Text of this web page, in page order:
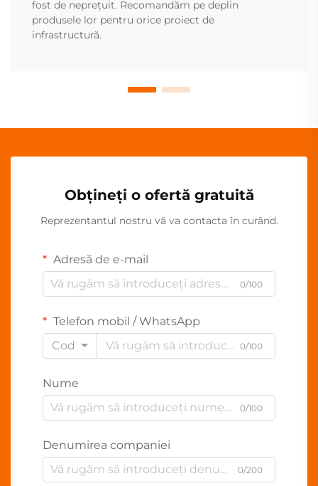
fost de neprețuit. Recomandăm pe deplin
produsele lor pentru orice proiect de
infrastructură.
Obțineți o ofertă gratuită
Reprezentantul nostru vă va contacta în curând.
Adresă de e-mail
0/100
Telefon mobil / WhatsApp
Cod
0/100
Nume
0/100
Denumirea companiei
0/200